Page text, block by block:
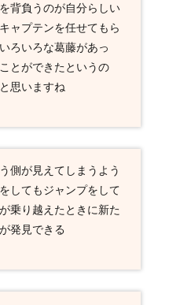
背負うのが自分らしい
ャプテンを任せてもら
ろいろな葛藤があっ
とができたというの
思いますね
側が見えてしまうよう
してもジャンプをして
乗り越えたときに新た
発見できる